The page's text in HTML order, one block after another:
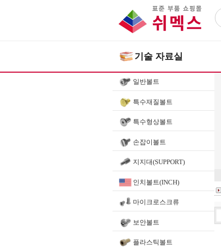
기술 자료실
일반볼트
특수재질볼트
특수형상볼트
손잡이볼트
지지대(SUPPORT)
인치볼트(INCH)
마이크로스크류
보안볼트
플라스틱볼트